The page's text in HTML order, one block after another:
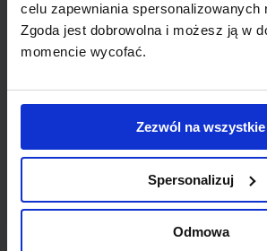
celu zapewniania spersonalizowanych
Zgoda jest dobrowolna i możesz ją w
momencie wycofać.
Zezwól na wszystkie
Spersonalizuj
Odmowa
Quito w Ekwadorze. Obsługuje
oraz cargo w obszarze Ekwadoru,
lądem a Wyspami Galapagos, oraz
Ekwadorem a Miami i Columbią.
(Avianca, OceanAir, VIP)
nowe samoloty, co umożliwiło
połączeń o nowe porty. Pod uwagę